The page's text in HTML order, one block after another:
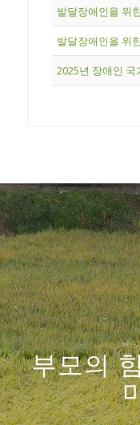
2025년 장애인 국
부모의